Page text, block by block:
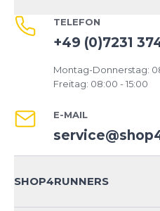
TELEFON
+49 (0)7231
Montag-Donnerstag:
Freitag: 08:00 - 15:00
E-MAIL
SHOP4RUNNERS